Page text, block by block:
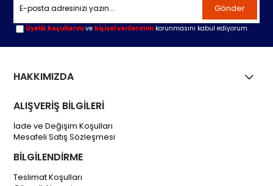
Gönder
Üyelik koşullarını ve kişisel verilerimin korunmasını kabul ediyorum.
HAKKIMIZDA
ALIŞVERİŞ BİLGİLERİ
İade ve Değişim Koşulları
Mesafeli Satış Sözleşmesi
BİLGİLENDİRME
Teslimat Koşulları